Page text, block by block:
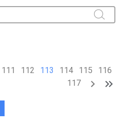
111 112 113 114 115
116
117